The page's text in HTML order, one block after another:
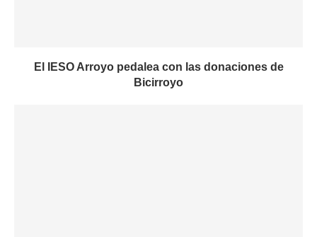
El IESO Arroyo pedalea con las donaciones de
Bicirroyo